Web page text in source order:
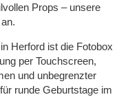
Props – unsere
Herford ist die Fotobox
per Touchscreen,
und unbegrenzter
runde Geburtstage im